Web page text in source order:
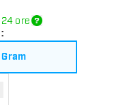
ore
:
Gram
quantitàquantità